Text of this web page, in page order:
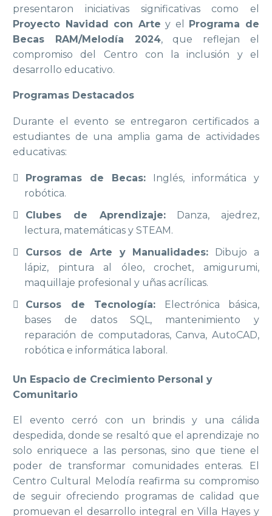
presentaron iniciativas significativas como el
Proyecto Navidad con Arte y el Programa de
Becas RAM/Melodía 2024, que reflejan el
compromiso del Centro con la inclusión y el
desarrollo educativo.
Programas Destacados
Durante el evento se entregaron certificados a
estudiantes de una amplia gama de actividades
educativas:
Programas de Becas: Inglés, informática y
robótica.
Clubes de Aprendizaje:Danza, ajedrez,
lectura, matemáticas y STEAM.
Cursos de Arte y Manualidades: Dibujo a
lápiz, pintura al óleo, crochet, amigurumi,
maquillaje profesional y uñas acrílicas.
Cursos de Tecnología: Electrónica básica,
bases de datos SQL, mantenimiento y
reparación de computadoras, Canva, AutoCAD,
robótica e informática laboral.
Un Espacio de Crecimiento Personal y
Comunitario
El evento cerró con un brindis y una cálida
despedida, donde se resaltó que el aprendizaje no
solo enriquece a las personas, sino que tiene el
poder de transformar comunidades enteras. El
Centro Cultural Melodía reafirma su compromiso
de seguir ofreciendo programas de calidad que
promuevan el desarrollo integral en Villa Hayes y